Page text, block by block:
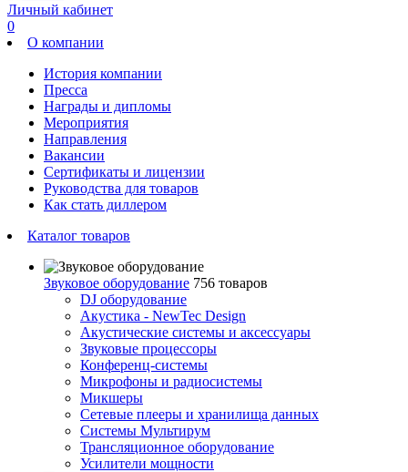
Личный кабинет
0
О компании
История компании
Пресса
Награды и дипломы
Мероприятия
Направления
Вакансии
Сертификаты и лицензии
Руководства для товаров
Как стать диллером
Каталог товаров
Звуковое оборудование 756 товаров
DJ оборудование
Акустика - NewTec Design
Акустические системы и аксессуары
Звуковые процессоры
Конференц-системы
Микрофоны и радиосистемы
Микшеры
Сетевые плееры и хранилища данных
Системы Мультирум
Трансляционное оборудование
Усилители мощности